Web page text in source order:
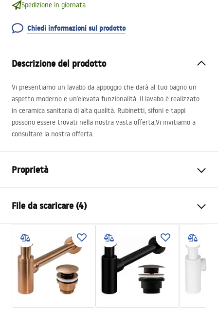
Spedizione in giornata.
Chiedi informazioni sul prodotto
Descrizione del prodotto
Vi presentiamo un lavabo da appoggio che darà al tuo bagno un
aspetto moderno e un’elevata funzionalità. Il lavabo è realizzato
in ceramica sanitaria di alta qualità. Rubinetti, sifoni e tappi
possono essere trovati nella nostra vasta offerta,Vi invitiamo a
consultare la nostra offerta.
Proprietà
Materiale
Colore
Nero , Rame
Finitura
Opaco, Spazzolato
Lunghezza
465mm
Larghezza
330
Altezza
File da scaricare (4)
Istruzioni di montaggio
Basin.pdf
Karta produktu
WHITE- NABLATOWA.pdf